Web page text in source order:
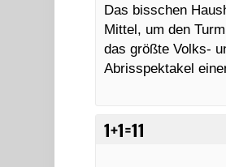
Das bisschen
Mittel, um den
das größte Volks-
Abrisspektakel
1+1=11